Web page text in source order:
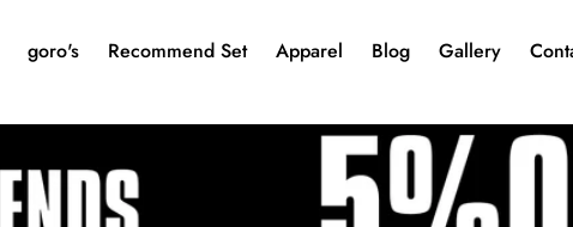
goro's Recommend Set Apparel Blog Gallery